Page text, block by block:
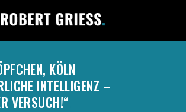
KÖLN
INTELLIGENZ –
VERSUCH!“